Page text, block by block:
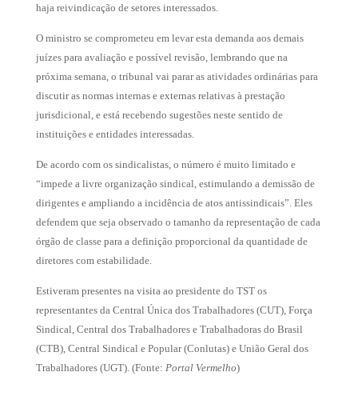
haja reivindicação de setores interessados.
O ministro se comprometeu em levar esta demanda aos demais
juízes para avaliação e possível revisão, lembrando que na
próxima semana, o tribunal vai parar as atividades ordinárias para
discutir as normas internas e externas relativas à prestação
jurisdicional, e está recebendo sugestões neste sentido de
instituições e entidades interessadas.
De acordo com os sindicalistas, o número é muito limitado e
“impede a livre organização sindical, estimulando a demissão de
dirigentes e ampliando a incidência de atos antissindicais”. Eles
defendem que seja observado o tamanho da representação de cada
órgão de classe para a definição proporcional da quantidade de
diretores com estabilidade.
Estiveram presentes na visita ao presidente do TST os
representantes da Central Única dos Trabalhadores (CUT), Força
Sindical, Central dos Trabalhadores e Trabalhadoras do Brasil
(CTB), Central Sindical e Popular (Conlutas) e União Geral dos
Trabalhadores (UGT). (Fonte: Portal Vermelho)